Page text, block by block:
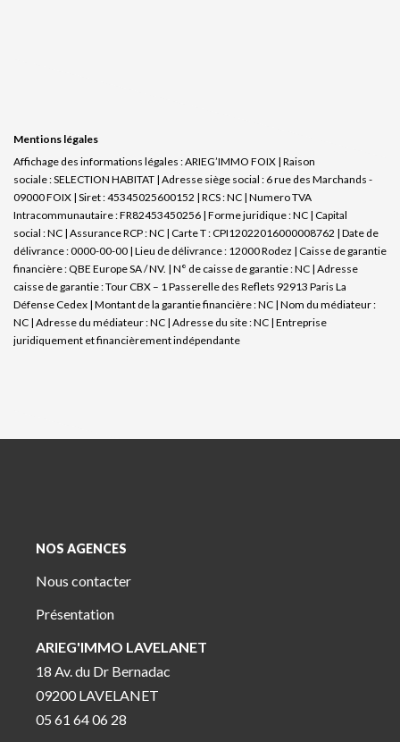
Mentions légales
Affichage des informations légales : ARIEG’IMMO FOIX | Raison
sociale : SELECTION HABITAT | Adresse siège social : 6 rue des Marchands -
09000 FOIX | Siret : 45345025600152 | RCS : NC | Numero TVA
Intracommunautaire : FR82453450256 | Forme juridique : NC | Capital
social : NC | Assurance RCP : NC | Carte T : CPI12022016000008762 | Date de
délivrance : 0000-00-00 | Lieu de délivrance : 12000 Rodez | Caisse de garantie
financière : QBE Europe SA / NV. | N° de caisse de garantie : NC | Adresse
caisse de garantie : Tour CBX – 1 Passerelle des Reflets 92913 Paris La
Défense Cedex | Montant de la garantie financière : NC | Nom du médiateur :
NC | Adresse du médiateur : NC | Adresse du site : NC | Entreprise
juridiquement et financièrement indépendante
NOS AGENCES
Nous contacter
Présentation
ARIEG'IMMO LAVELANET
18 Av. du Dr Bernadac
09200 LAVELANET
05 61 64 06 28